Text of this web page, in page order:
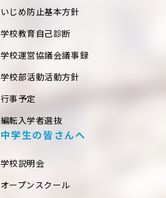
いじめ防止基本方針
学校教育自己診断
学校運営協議会議事録
学校部活動活動方針
行事予定
編転入学者選抜
中学生の皆さんへ
学校説明会
オープンスクール